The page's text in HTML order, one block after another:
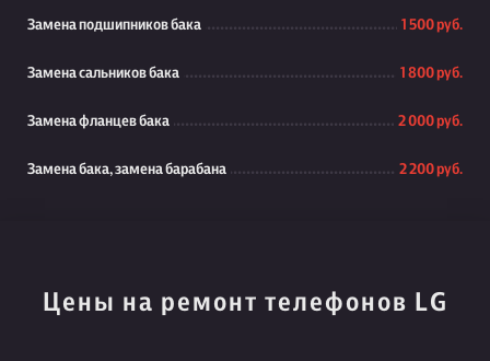
Замена подшипников бака 1 500 руб.
Замена сальников бака 1 800 руб.
Замена фланцев бака 2 000 руб.
Замена бака, замена барабана 2 200 руб.
Цены на ремонт телефонов LG